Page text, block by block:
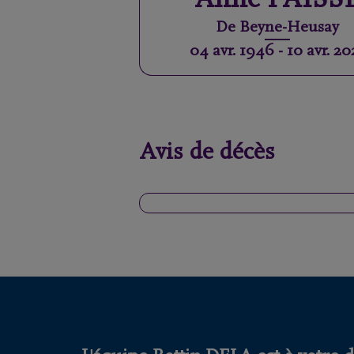
De Beyne-Heusay
04 avr. 1946- 10 avr.
Avis de décès